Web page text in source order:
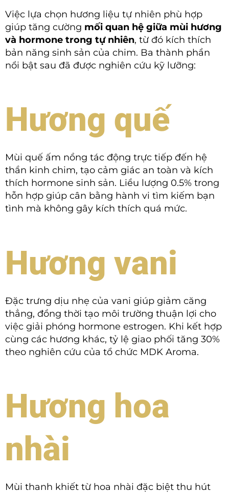
Việc lựa chọn hương liệu tự nhiên phù hợp
giúp tăng cường mối quan hệ giữa mùi hương
và hormone trong tự nhiên, từ đó kích thích
bản năng sinh sản của chim. Ba thành phần
nổi bật sau đã được nghiên cứu kỹ lưỡng:
Hương quế
Mùi quế ấm nồng tác động trực tiếp đến hệ
thần kinh chim, tạo cảm giác an toàn và kích
thích hormone sinh sản. Liều lượng 0.5% trong
hỗn hợp giúp cân bằng hành vi tìm kiếm bạn
tình mà không gây kích thích quá mức.
Hương vani
Đặc trưng dịu nhẹ của vani giúp giảm căng
thẳng, đồng thời tạo môi trường thuận lợi cho
việc giải phóng hormone estrogen. Khi kết hợp
cùng các hương khác, tỷ lệ giao phối tăng 30%
theo nghiên cứu của tổ chức MDK Aroma.
Hương hoa
nhài
Mùi thanh khiết từ hoa nhài đặc biệt thu hút